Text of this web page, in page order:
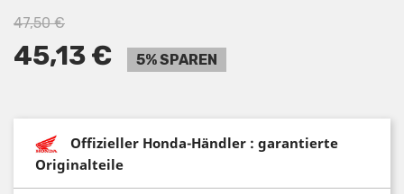
47,50 €
45,13 € 5% SPAREN
Offizieller Honda-Händler : garantierte
Originalteile